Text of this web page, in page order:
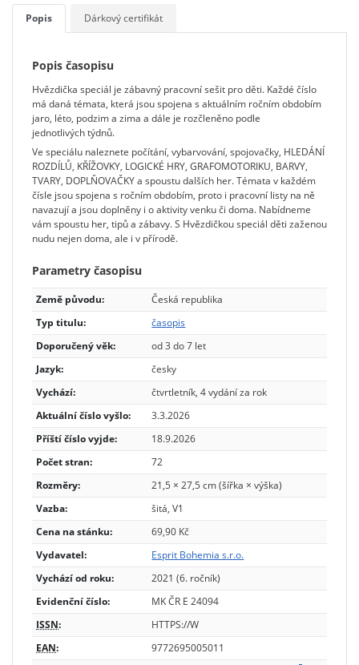
Popis Dárkový certifikát
Popis časopisu
Hvězdička speciál je zábavný pracovní sešit pro děti. Každé číslo
má daná témata, která jsou spojena s aktuálním ročním obdobím
jaro, léto, podzim a zima a dále je rozčleněno podle
jednotlivých týdnů.
Ve speciálu naleznete počítání, vybarvování, spojovačky, HLEDÁNÍ
ROZDÍLŮ, KŘÍŽOVKY, LOGICKÉ HRY, GRAFOMOTORIKU, BARVY,
TVARY, DOPLŇOVAČKY a spoustu dalších her. Témata v každém
čísle jsou spojena s ročním obdobím, proto i pracovní listy na ně
navazují a jsou doplněny i o aktivity venku či doma. Nabídneme
vám spoustu her, tipů a zábavy. S Hvězdičkou speciál děti zaženou
nudu nejen doma, ale i v přírodě.
Parametry časopisu
Země původu:
Česká republika
Typ titulu:
časopis
Doporučený věk:
od 3 do 7 let
Jazyk:
česky
Vychází:
čtvrtletník, 4 vydání za rok
Aktuální číslo vyšlo:
3.3.2026
Příští číslo vyjde:
18.9.2026
Počet stran:
72
Rozměry:
21,5 × 27,5 cm (šířka × výška)
Vazba:
šitá, V1
Cena na stánku:
69,90 Kč
Vydavatel:
Esprit Bohemia s.r.o.
Vychází od roku:
2021 (6. ročník)
Evidenční číslo:
MK ČR E 24094
ISSN:
HTTPS://W
EAN:
9772695005011